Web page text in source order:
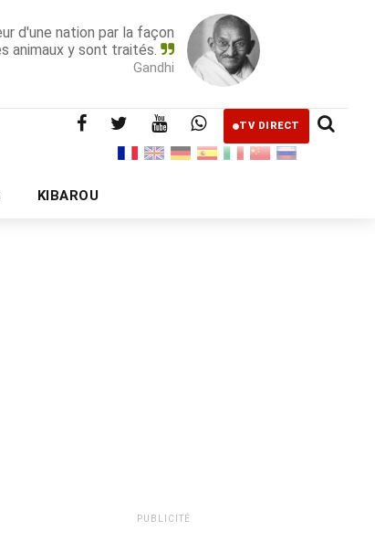
d'une nation par la façon
animaux y sont traités.
Gandhi
TV DIRECT
KIBAROU
PUBLICITÉ